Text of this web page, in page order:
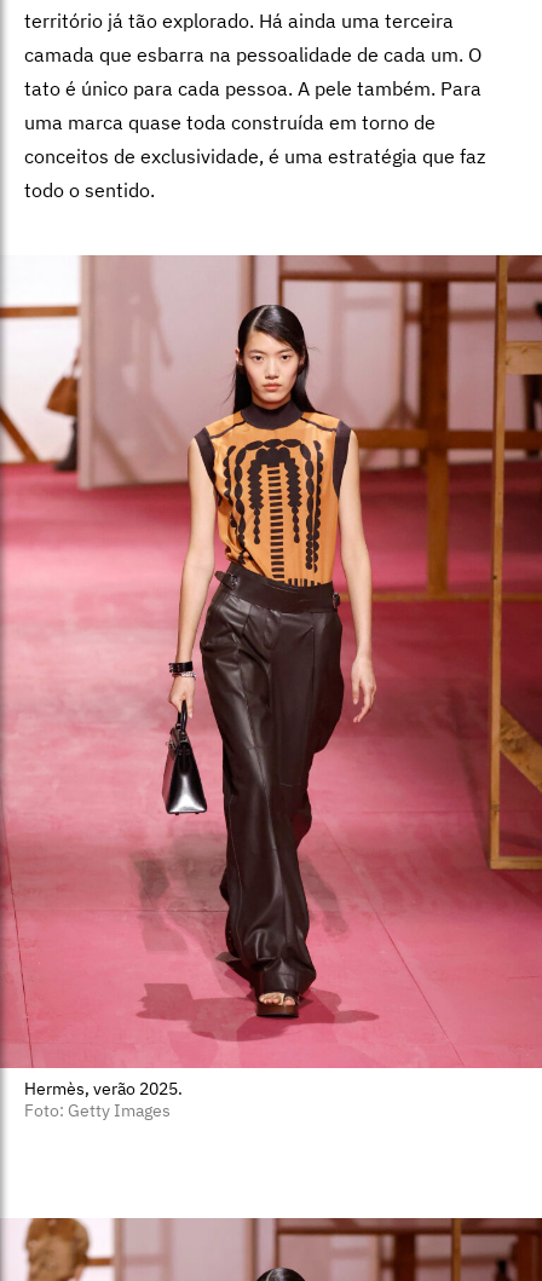
território já tão explorado. Há ainda uma terceira
camada que esbarra na pessoalidade de cada um. O
tato é único para cada pessoa. A pele também. Para
uma marca quase toda construída em torno de
conceitos de exclusividade, é uma estratégia que faz
todo o sentido.
Hermès, verão 2025.
Foto: Getty Images